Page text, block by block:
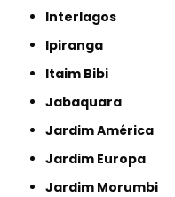
Interlagos
Ipiranga
Itaim Bibi
Jabaquara
Jardim América
Jardim Europa
Jardim Morumbi